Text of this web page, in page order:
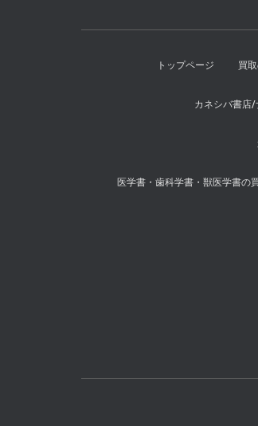
トップページ 買
カネシバ書店
医学書・歯科学書・獣医学書の